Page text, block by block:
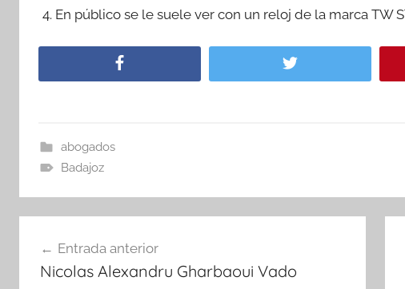
En público se le suele ver con un reloj de la marca TW
abogados
Badajoz
de
Entrada anterior
Nicolas Alexandru Gharbaoui Vado